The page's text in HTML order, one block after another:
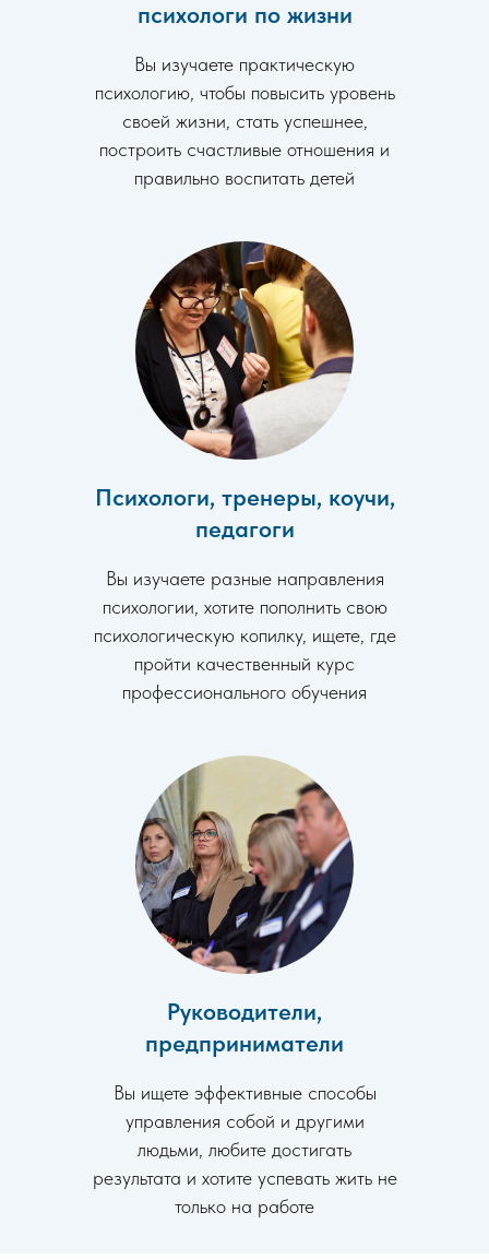
психологи по жизни
Вы изучаете практическую
психологию, чтобы повысить уровень
своей жизни, стать успешнее,
построить счастливые отношения и
правильно воспитать детей
Психологи, тренеры, коучи,
педагоги
Вы изучаете разные направления
психологии, хотите пополнить свою
психологическую копилку, ищете, где
пройти качественный курс
профессионального обучения
Руководители,
предприниматели
Вы ищете эффективные способы
управления собой и другими
людьми, любите достигать
результата и хотите успевать жить не
только на работе